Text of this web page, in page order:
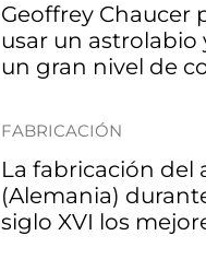
Geoffrey Chaucer
usar un astrolabio
un gran nivel de
FABRICACIÓN
La fabricación del
(Alemania)
siglo XVI los